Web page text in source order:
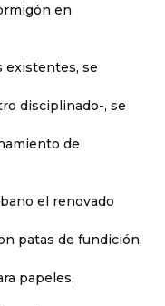
en
existentes, se
disciplinado-, se
de
el renovado
patas de fundición,
papeles,